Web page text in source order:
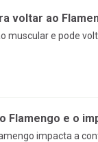
voltar ao
muscular e pode
Flamengo e o
impacta a